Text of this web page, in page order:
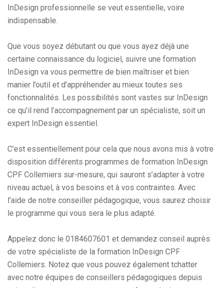
InDesign professionnelle se veut essentielle, voire
indispensable.
Que vous soyez débutant ou que vous ayez déjà une
certaine connaissance du logiciel, suivre une formation
InDesign va vous permettre de bien maîtriser et bien
manier l’outil et d’appréhender au mieux toutes ses
fonctionnalités. Les possibilités sont vastes sur InDesign
ce qu’il rend l’accompagnement par un spécialiste, soit un
expert InDesign essentiel.
C’est essentiellement pour cela que nous avons mis à votre
disposition différents programmes de formation InDesign
CPF Collemiers sur-mesure, qui sauront s’adapter à votre
niveau actuel, à vos besoins et à vos contraintes. Avec
l’aide de notre conseiller pédagogique, vous saurez choisir
le programme qui vous sera le plus adapté.
Appelez donc le 0184607601 et demandez conseil auprès
de votre spécialiste de la formation InDesign CPF
Collemiers. Notez que vous pouvez également tchatter
avec notre équipes de conseillers pédagogiques depuis